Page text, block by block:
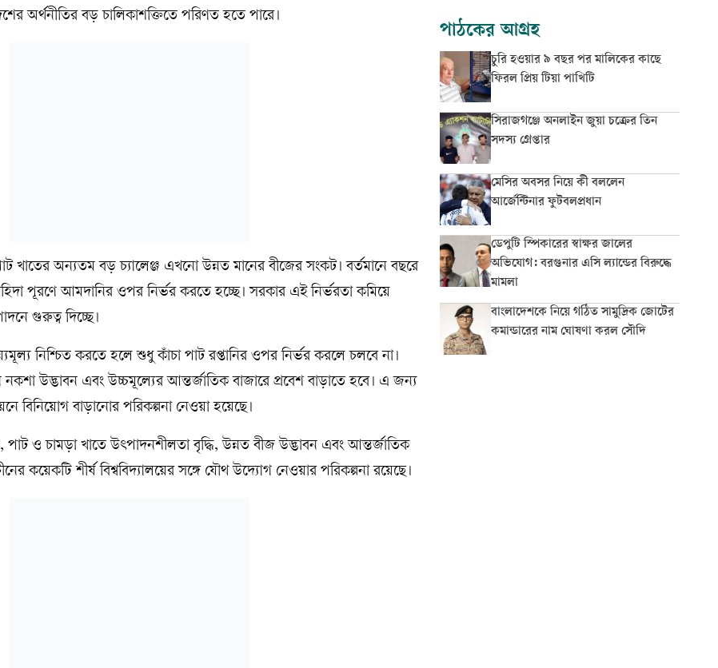
অর্থনীতির বড় চালিকাশক্তিতে পরিণত হতে পারে।
খাতের অন্যতম বড় চ্যালেঞ্জ এখনো উন্নত মানের বীজের সংকট। বর্তমানে বছরে
পূরণে আমদানির ওপর নির্ভর করতে হচ্ছে। সরকার এই নির্ভরতা কমিয়ে
গুরুত্ব দিচ্ছে।
নিশ্চিত করতে হলে শুধু কাঁচা পাট রপ্তানির ওপর নির্ভর করলে চলবে না।
উদ্ভাবন এবং উচ্চমূল্যের আন্তর্জাতিক বাজারে প্রবেশ বাড়াতে হবে। এ জন্য
বিনিয়োগ বাড়ানোর পরিকল্পনা নেওয়া হয়েছে।
পাট ও চামড়া খাতে উৎপাদনশীলতা বৃদ্ধি, উন্নত বীজ উদ্ভাবন এবং আন্তর্জাতিক
কয়েকটি শীর্ষ বিশ্ববিদ্যালয়ের সঙ্গে যৌথ উদ্যোগ নেওয়ার পরিকল্পনা রয়েছে।
পাঠকের আগ্রহ
চুরি হওয়ার ৯ বছর পর মালিকের কাছে
ফিরল প্রিয় টিয়া পাখিটি
সিরাজগঞ্জে অনলাইন জুয়া চক্রের তিন
সদস্য গ্রেপ্তার
মেসির অবসর নিয়ে কী বললেন
আর্জেন্টিনার ফুটবলপ্রধান
ডেপুটি স্পিকারের স্বাক্ষর জালের
অভিযোগ: বরগুনার এসি ল্যান্ডের বিরুদ্ধে
মামলা
বাংলাদেশকে নিয়ে গঠিত সামুদ্রিক জোটের
কমান্ডারের নাম ঘোষণা করল সৌদি